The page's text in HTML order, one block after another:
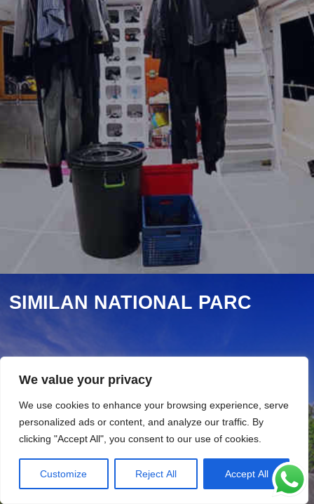
We value your privacy
We use cookies to enhance your browsing experience, serve
personalized ads or content, and analyze our traffic. By
clicking "Accept All", you consent to our use of cookies.
Customize Reject All Accept All
SIMILAN NATIONAL PARC